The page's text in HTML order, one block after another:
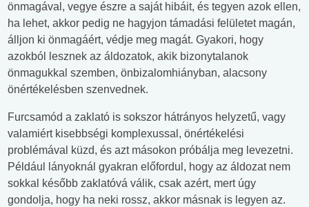
önmagával, vegye észre a saját hibáit, és tegyen azok ellen,
ha lehet, akkor pedig ne hagyjon támadási felületet magán,
álljon ki önmagáért, védje meg magát. Gyakori, hogy
azokból lesznek az áldozatok, akik bizonytalanok
önmagukkal szemben, önbizalomhiányban, alacsony
önértékelésben szenvednek.
Furcsamód a zaklató is sokszor hátrányos helyzetű, vagy
valamiért kisebbségi komplexussal, önértékelési
problémával küzd, és azt másokon próbálja meg levezetni.
Például lányoknál gyakran előfordul, hogy az áldozat nem
sokkal később zaklatóvá válik, csak azért, mert úgy
gondolja, hogy ha neki rossz, akkor másnak is legyen az.